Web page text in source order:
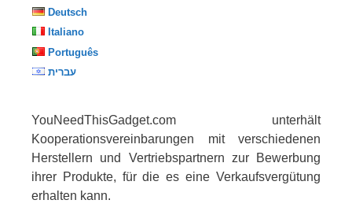
Deutsch
Italiano
Português
עברית
YouNeedThisGadget.com unterhält
Kooperationsvereinbarungen mit verschiedenen
Herstellern und Vertriebspartnern zur Bewerbung
ihrer Produkte, für die es eine Verkaufsvergütung
erhalten kann.